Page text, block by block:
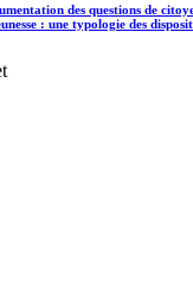
des questions de
: une typologie des